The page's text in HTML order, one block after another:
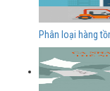
Phân loại hàng